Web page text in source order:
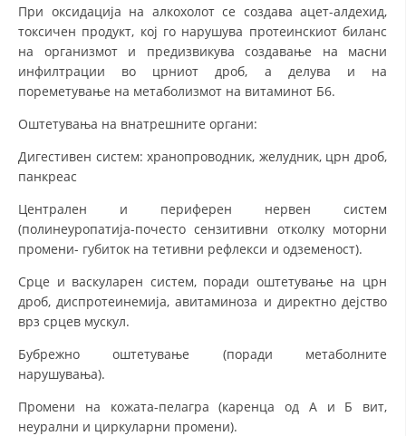
При оксидација на алкохолот се создава ацет-алдехид,
токсичен продукт, кој го нарушува протеинскиот биланс
на организмот и предизвикува создавање на масни
инфилтрации во црниот дроб, а делува и на
пореметување на метаболизмот на витаминот Б6.
Оштетувања на внатрешните органи:
Дигестивен систем: хранопроводник, желудник, црн дроб,
панкреас
Централен и периферен нервен систем
(полинеуропатија-почесто сензитивни отколку моторни
промени- губиток на тетивни рефлекси и одземеност).
Срце и васкуларен систем, поради оштетување на црн
дроб, диспротеинемија, авитаминоза и директно дејство
врз срцев мускул.
Бубрежно оштетување (поради метаболните
нарушувања).
Промени на кожата-пелагра (каренца од А и Б вит,
неурални и циркуларни промени).